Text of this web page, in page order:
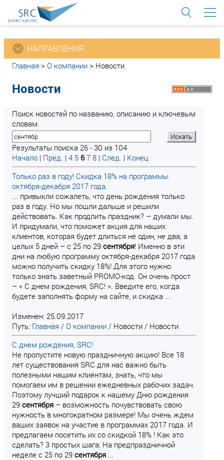
НАПРАВЛЕНИЯ
Главная > О компании > Новости
Новости
Поиск новостей по названию, описанию и ключевым
словам.
Результаты поиска 26 - 30 из 104
Начало | Пред. | 4 5 6 7 8 | След. | Конец
Только раз в году! Скидка 18% на программы
октября-декабря 2017 года.
... привыкли сожалеть, что день рождения только
раз в году. Но мы пошли дальше и решили
действовать. Как продлить праздник? – думали мы.
И придумали, что поможет акция для наших
клиентов, которая будет длиться не один, не два, а
целых 5 дней – с 25 по 29 сентября! Именно в эти
дни на любую программу октября-декабря 2017 года
можно получить скидку 18%! Для этого нужно
только знать заветный PROMO-код. Он очень прост
– « С днем рождения, SRC! ». Введите его, когда
будете заполнять форму на сайте, и скидка ...
Изменен: 25.09.2017
Путь: Главная / О компании / Новости / Новости
С днем рождения, SRC!
Не пропустите новую праздничную акцию! Все 18
лет существования SRC для нас важно быть
полезными нашим клиентам, знать, что мы
помогаем им в решении ежедневных рабочих задач.
Поэтому лучший подарок к нашему Дню рождения
29 сентября – возможность почувствовать свою
нужность в многократном размере! Мы очень ждем
ваших заявок на участие в программах 2017 года. И
предлагаем посетить их со скидкой 18% ! Как это
сделать? 3 простых шага: На предпраздничной
неделе с 25 по 29 сентября ...